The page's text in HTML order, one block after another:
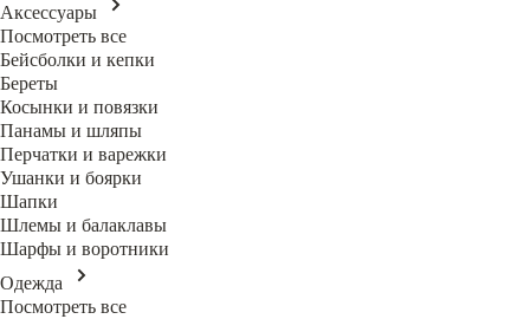
Аксессуары
Посмотреть все
Бейсболки и кепки
Береты
Косынки и повязки
Панамы и шляпы
Перчатки и варежки
Ушанки и боярки
Шапки
Шлемы и балаклавы
Шарфы и воротники
Одежда
Посмотреть все